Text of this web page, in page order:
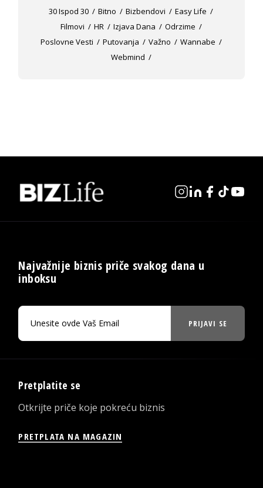
30 Ispod 30 Bitno Bizbendovi
Easy Life
Filmovi
HR Izjava Dana
Odrzime
Poslovne Vesti
Putovanja Važno
Wannabe
Webmind
Najvažnije biznis priče svakog dana u
inboksu
PRIJAVI SE
Pretplatite se
Otkrijte priče koje pokreću biznis
PRETPLATA NA MAGAZIN